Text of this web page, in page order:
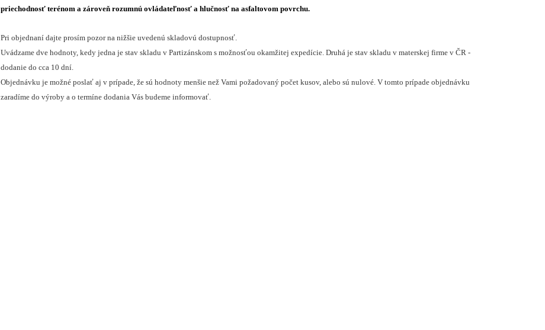
priechodnosť terénom a zároveň rozumnú ovládateľnosť a hlučnosť na asfaltovom povrchu.
Pri objednaní dajte prosím pozor na nižšie uvedenú skladovú dostupnosť.
Uvádzame dve hodnoty, kedy jedna je stav skladu v Partizánskom s možnosťou okamžitej expedície. Druhá je stav skladu v materskej firme v ČR -
dodanie do cca 10 dní.
Objednávku je možné poslať aj v prípade, že sú hodnoty menšie než Vami požadovaný počet kusov, alebo sú nulové. V tomto prípade objednávku
zaradíme do výroby a o termíne dodania Vás budeme informovať.